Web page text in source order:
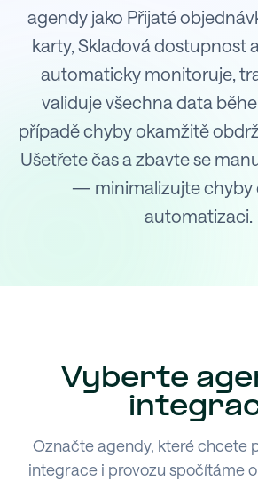
agendy jako Přijaté
karty, Skladová dostupnost
automaticky monitoruje,
validuje všechna data
případě chyby okamžitě
Ušetřete čas a zbavte se
— minimalizujte chyby
automatizaci.
Vyberte
Označte agendy, které chcete
integrace i provozu spočítáme